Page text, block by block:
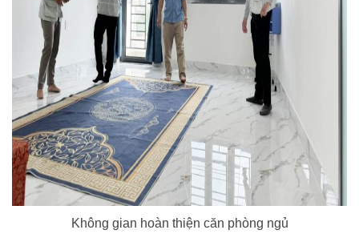
Không gian hoàn thiện căn phòng ngủ